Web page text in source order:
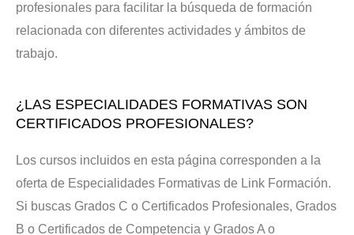
profesionales para facilitar la búsqueda de formación
relacionada con diferentes actividades y ámbitos de
trabajo.
¿LAS ESPECIALIDADES FORMATIVAS SON
CERTIFICADOS PROFESIONALES?
Los cursos incluidos en esta página corresponden a la
oferta de Especialidades Formativas de Link Formación.
Si buscas Grados C o Certificados Profesionales, Grados
B o Certificados de Competencia y Grados A o